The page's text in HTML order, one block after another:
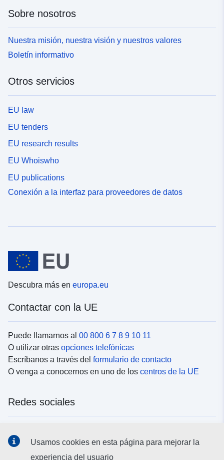
Sobre nosotros
Nuestra misión, nuestra visión y nuestros valores
Boletín informativo
Otros servicios
EU law
EU tenders
EU research results
EU Whoiswho
EU publications
Conexión a la interfaz para proveedores de datos
Descubra más en europa.eu
Contactar con la UE
Puede llamarnos al 00 800 6 7 8 9 10 11
O utilizar otras opciones telefónicas
Escríbanos a través del formulario de contacto
O venga a conocernos en uno de los centros de la UE
Redes sociales
Usamos cookies en esta página para mejorar la
experiencia del usuario